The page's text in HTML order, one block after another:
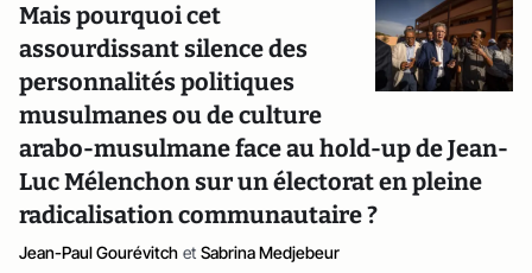
Mais pourquoi cet
assourdissant silence des
personnalités politiques
musulmanes ou de culture
arabo-musulmane face au hold-up de Jean-
Luc Mélenchon sur un électorat en pleine
radicalisation communautaire ?
Jean-Paul Gourévitch et Sabrina Medjebeur